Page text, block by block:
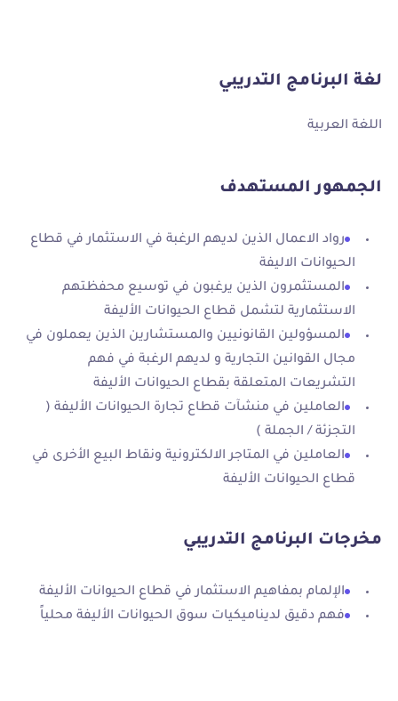
لغة البرنامج التدريبي
اللغة العربية
الجمهور المستهدف
رواد الاعمال الذين لديهم الرغبة في الاستثمار في قطاع
الحيوانات الاليفة
المستثمرون الذين يرغبون في توسيع محفظتهم
الاستثمارية لتشمل قطاع الحيوانات الأليفة
المسؤولين القانونيين والمستشارين الذين يعملون في
مجال القوانين التجارية و لديهم الرغبة في فهم
التشريعات المتعلقة بقطاع الحيوانات الأليفة
العاملين في منشآت قطاع تجارة الحيوانات الأليفة (
التجزئة / الجملة )
العاملين في المتاجر الالكترونية ونقاط البيع الأخرى في
قطاع الحيوانات الأليفة
مخرجات البرنامج التدريبي
الإلمام بمفاهيم الاستثمار في قطاع الحيوانات الأليفة
فهم دقيق لديناميكيات سوق الحيوانات الأليفة محلياً